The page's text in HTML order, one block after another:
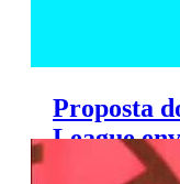
Proposta
League
da